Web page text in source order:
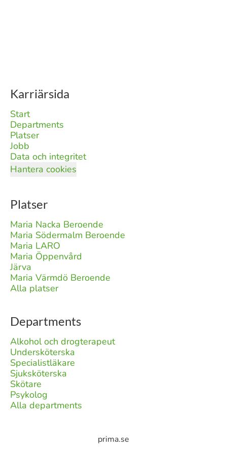
Karriärsida
Start
Departments
Platser
Jobb
Data och integritet
Hantera cookies
Platser
Maria Nacka Beroende
Maria Södermalm Beroende
Maria LARO
Maria Öppenvård
Järva
Maria Värmdö Beroende
Alla platser
Departments
Alkohol och drogterapeut
Undersköterska
Specialistläkare
Sjuksköterska
Skötare
Psykolog
Alla departments
prima.se